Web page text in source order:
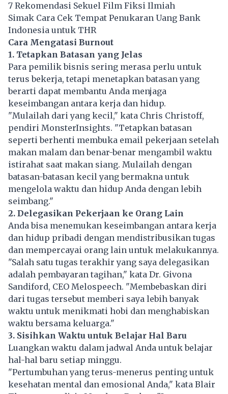
7 Rekomendasi Sekuel Film Fiksi Ilmiah
Simak Cara Cek Tempat Penukaran Uang Bank
Indonesia untuk THR
Cara Mengatasi Burnout
1. Tetapkan Batasan yang Jelas
Para pemilik bisnis sering merasa perlu untuk
terus bekerja, tetapi menetapkan batasan yang
berarti dapat membantu Anda menjaga
keseimbangan antara kerja dan hidup.
"Mulailah dari yang kecil," kata Chris Christoff,
pendiri MonsterInsights. "Tetapkan batasan
seperti berhenti membuka email pekerjaan setelah
makan malam dan benar-benar mengambil waktu
istirahat saat makan siang. Mulailah dengan
batasan-batasan kecil yang bermakna untuk
mengelola waktu dan hidup Anda dengan lebih
seimbang."
2. Delegasikan Pekerjaan ke Orang Lain
Anda bisa menemukan keseimbangan antara kerja
dan hidup pribadi dengan mendistribusikan tugas
dan mempercayai orang lain untuk melakukannya.
"Salah satu tugas terakhir yang saya delegasikan
adalah pembayaran tagihan," kata Dr. Givona
Sandiford, CEO Melospeech. "Membebaskan diri
dari tugas tersebut memberi saya lebih banyak
waktu untuk menikmati hobi dan menghabiskan
waktu bersama keluarga."
3. Sisihkan Waktu untuk Belajar Hal Baru
Luangkan waktu dalam jadwal Anda untuk belajar
hal-hal baru setiap minggu.
"Pertumbuhan yang terus-menerus penting untuk
kesehatan mental dan emosional Anda," kata Blair